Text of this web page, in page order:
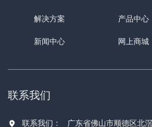
解决方案 产品中心
新闻中心 网上商城
联系我们
联系我们： 广东省佛山市顺德区北